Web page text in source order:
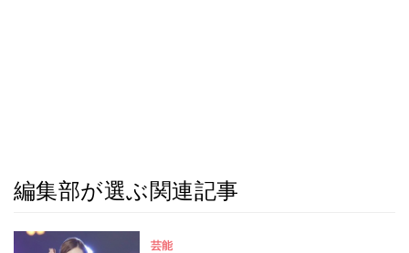
編集部が選ぶ関連記事
芸能